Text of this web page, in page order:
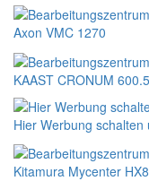
Axon VMC 1270
KAAST CRONUM
Hier Werbung
Kitamura Mycenter